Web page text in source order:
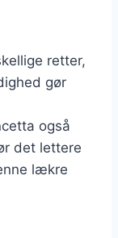
retter,
gør
også
det lettere
lækre